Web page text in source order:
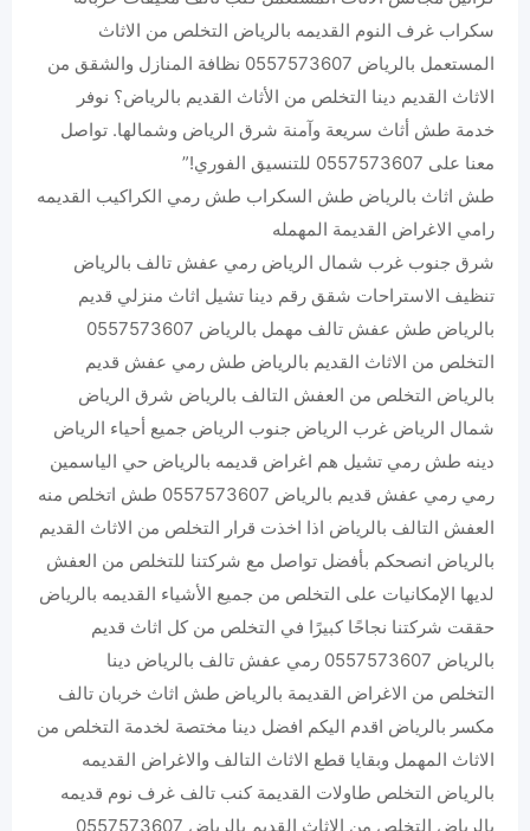
سكراب غرف النوم القديمه بالرياض التخلص من الاثاث
المستعمل بالرياض 0557573607 نظافة المنازل والشقق من
الاثاث القديم دينا التخلص من الأثاث القديم بالرياض؟ نوفر
خدمة طش أثاث سريعة وآمنة شرق الرياض وشمالها. تواصل
معنا على 0557573607 للتنسيق الفوري!”
طش اثاث بالرياض طش السكراب طش رمي الكراكيب القديمه
رامي الاغراض القديمة المهمله
شرق جنوب غرب شمال الرياض رمي عفش تالف بالرياض
تنظيف الاستراحات شقق رقم دينا تشيل اثاث منزلي قديم
بالرياض طش عفش تالف مهمل بالرياض 0557573607
التخلص من الاثاث القديم بالرياض طش رمي عفش قديم
بالرياض التخلص من العفش التالف بالرياض شرق الرياض
شمال الرياض غرب الرياض جنوب الرياض جميع أحياء الرياض
دينه طش رمي تشيل هم اغراض قديمه بالرياض حي الياسمين
رمي رمي عفش قديم بالرياض 0557573607 طش اتخلص منه
العفش التالف بالرياض اذا اخذت قرار التخلص من الاثاث القديم
بالرياض انصحكم بأفضل تواصل مع شركتنا للتخلص من العفش
لديها الإمكانيات على التخلص من جميع الأشياء القديمه بالرياض
حققت شركتنا نجاحًا كبيرًا في التخلص من كل اثاث قديم
بالرياض 0557573607 ‏رمي عفش تالف بالرياض دينا
التخلص من الاغراض القديمة بالرياض طش اثاث خربان تالف
مكسر بالرياض اقدم اليكم افضل دينا مختصة لخدمة التخلص من
الاثاث المهمل وبقايا قطع الاثاث التالف والاغراض القديمه
بالرياض التخلص طاولات القديمة كنب تالف غرف نوم قديمه
بالرياض التخلص من الاثاث القديم بالرياض 0557573607